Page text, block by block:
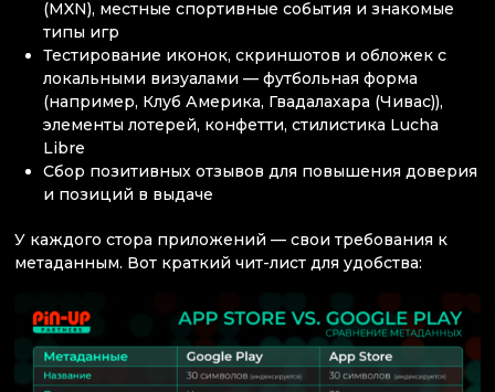
(MXN), местные спортивные события и знакомые
типы игр
Тестирование иконок, скриншотов и обложек с
локальными визуалами — футбольная форма
(например, Клуб Америка, Гвадалахара (Чивас)),
элементы лотерей, конфетти, стилистика Lucha
Libre
Сбор позитивных отзывов для повышения доверия
и позиций в выдаче
У каждого стора приложений — свои требования к
метаданным. Вот краткий чит-лист для удобства: